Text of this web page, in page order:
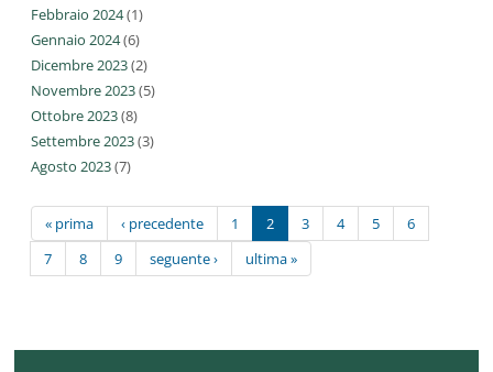
Febbraio 2024(1)
Gennaio 2024(6)
Dicembre 2023(2)
Novembre 2023(5)
Ottobre 2023(8)
Settembre 2023(3)
Agosto 2023(7)
« prima ‹ precedente 1 2 3 4 5
6
7
8 9 seguente › ultima »